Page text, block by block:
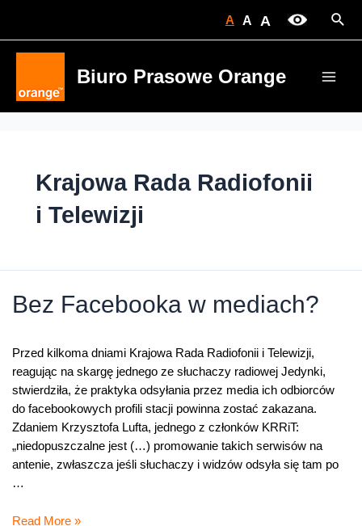
A A A
Biuro Prasowe Orange
Krajowa Rada Radiofonii
i Telewizji
Bez Facebooka w mediach?
Przed kilkoma dniami Krajowa Rada Radiofonii i Telewizji,
reagując na skargę jednego ze słuchaczy radiowej Jedynki,
stwierdziła, że praktyka odsyłania przez media ich odbiorców
do facebookowych profili stacji powinna zostać zakazana.
Zdaniem Krzysztofa Lufta, jednego z członków KRRiT:
„niedopuszczalne jest (…) promowanie takich serwisów na
antenie, zwłaszcza jeśli słuchaczy i widzów odsyła się tam po
…
Bez
Read More »